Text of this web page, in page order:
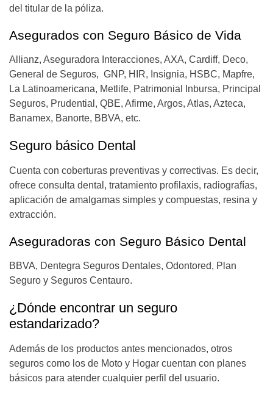
del titular de la póliza.
Asegurados con Seguro Básico de Vida
Allianz, Aseguradora Interacciones, AXA, Cardiff, Deco,
General de Seguros, GNP, HIR, Insignia, HSBC, Mapfre,
La Latinoamericana, Metlife, Patrimonial Inbursa, Principal
Seguros, Prudential, QBE, Afirme, Argos, Atlas, Azteca,
Banamex, Banorte, BBVA, etc.
Seguro básico Dental
Cuenta con coberturas preventivas y correctivas. Es decir,
ofrece consulta dental, tratamiento profilaxis, radiografías,
aplicación de amalgamas simples y compuestas, resina y
extracción.
Aseguradoras con Seguro Básico Dental
BBVA, Dentegra Seguros Dentales, Odontored, Plan
Seguro y Seguros Centauro.
¿Dónde encontrar un seguro
estandarizado?
Además de los productos antes mencionados, otros
seguros como los de Moto y Hogar cuentan con planes
básicos para atender cualquier perfil del usuario.